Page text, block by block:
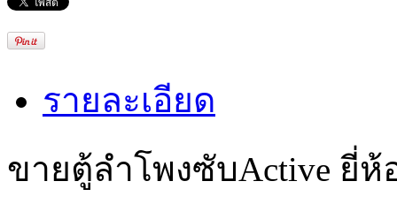
รายละเอียด
ขายตู้ลำโพงซับActive ยี่ห้